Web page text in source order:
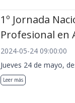
1º Jornada
Profesional en
2024-05-24 09:00:00
Jueves 24 de mayo,
Leer más